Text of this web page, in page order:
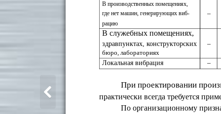
В производственных помещениях,
где нет машин, генерирующих виб-
рацию
–
В служебных помещениях,
здравпунктах, конструкторских
бюро, лабораториях
–
Локальная вибрация –
При проектировании
практически всегда требуется
По организационному